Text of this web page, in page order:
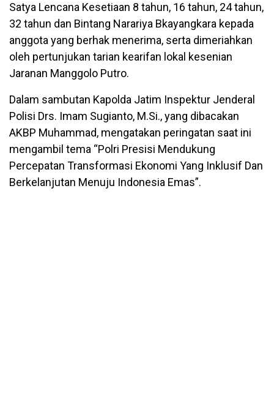
Satya Lencana Kesetiaan 8 tahun, 16 tahun, 24 tahun,
32 tahun dan Bintang Narariya Bkayangkara kepada
anggota yang berhak menerima, serta dimeriahkan
oleh pertunjukan tarian kearifan lokal kesenian
Jaranan Manggolo Putro.
Dalam sambutan Kapolda Jatim Inspektur Jenderal
Polisi Drs. Imam Sugianto, M.Si., yang dibacakan
AKBP Muhammad, mengatakan peringatan saat ini
mengambil tema “Polri Presisi Mendukung
Percepatan Transformasi Ekonomi Yang Inklusif Dan
Berkelanjutan Menuju Indonesia Emas”.